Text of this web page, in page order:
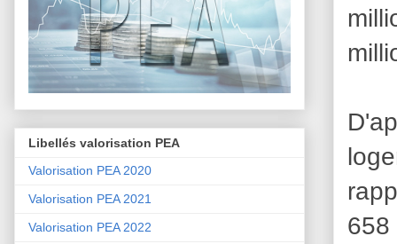
Libellés valorisation PEA
Valorisation PEA 2020
Valorisation PEA 2021
Valorisation PEA 2022